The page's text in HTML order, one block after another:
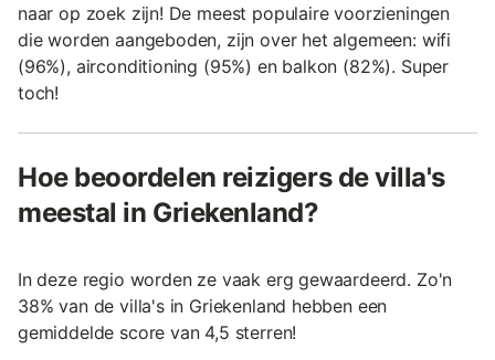
naar op zoek zijn! De meest populaire voorzieningen
die worden aangeboden, zijn over het algemeen: wifi
(96%), airconditioning (95%) en balkon (82%). Super
toch!
Hoe beoordelen reizigers de villa's
meestal in Griekenland?
In deze regio worden ze vaak erg gewaardeerd. Zo'n
38% van de villa's in Griekenland hebben een
gemiddelde score van 4,5 sterren!